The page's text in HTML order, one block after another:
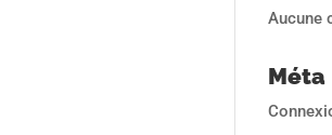
Aucune
Méta